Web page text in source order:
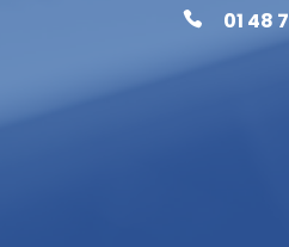
 01 48